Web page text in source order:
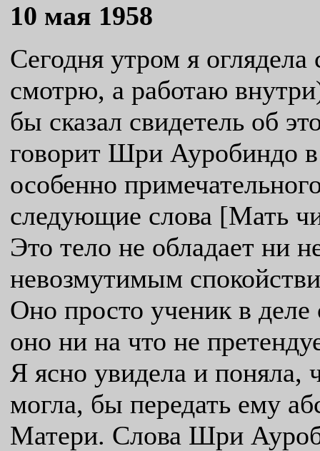
10 мая 1958
Сегодня утром я
смотрю, а работаю
бы сказал свидетель об
говорит Шри Ауробиндо
особенно
следующие слова [Мать
Это тело не обладает ни
невозмутимым
Оно просто ученик в
оно ни на что не
Я ясно увидела и поняла,
могла, бы передать ему
Матери. Слова Шри